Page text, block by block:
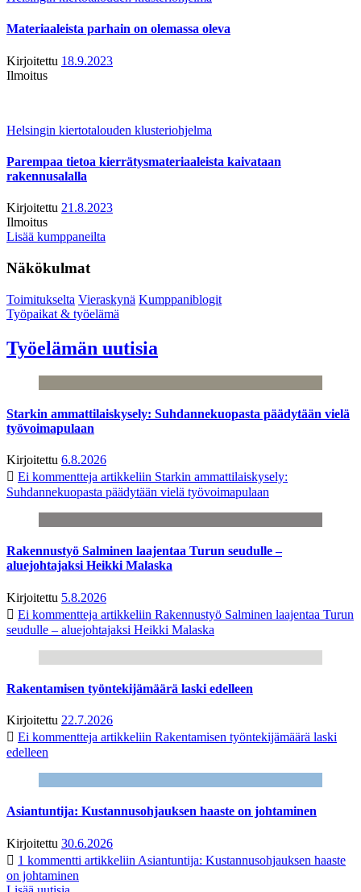
Materiaaleista parhain on olemassa oleva
Kirjoitettu 18.9.2023
Ilmoitus
Helsingin kiertotalouden klusteriohjelma
Parempaa tietoa kierrätysmateriaaleista kaivataan
rakennusalalla
Kirjoitettu 21.8.2023
Ilmoitus
Lisää kumppaneilta
Näkökulmat
Toimitukselta Vieraskynä Kumppaniblogit
Työpaikat & työelämä
Työelämän uutisia
Starkin ammattilaiskysely: Suhdannekuopasta päädytään vielä
työvoimapulaan
Kirjoitettu 6.8.2026
Ei kommentteja artikkeliin Starkin ammattilaiskysely:
Suhdannekuopasta päädytään vielä työvoimapulaan
Rakennustyö Salminen laajentaa Turun seudulle –
aluejohtajaksi Heikki Malaska
Kirjoitettu 5.8.2026
Ei kommentteja artikkeliin Rakennustyö Salminen laajentaa Turun
seudulle – aluejohtajaksi Heikki Malaska
Rakentamisen työntekijämäärä laski edelleen
Kirjoitettu 22.7.2026
Ei kommentteja artikkeliin Rakentamisen työntekijämäärä laski
edelleen
Asiantuntija: Kustannusohjauksen haaste on johtaminen
Kirjoitettu 30.6.2026
1 kommentti artikkeliin Asiantuntija: Kustannusohjauksen haaste
on johtaminen